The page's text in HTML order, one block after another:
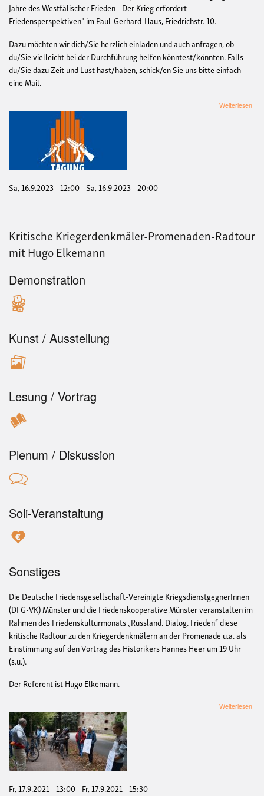
Jahre des Westfälischer Frieden - Der Krieg erfordert
Friedensperspektiven" im Paul-Gerhard-Haus, Friedrichstr. 10.
Dazu möchten wir dich/Sie herzlich einladen und auch anfragen, ob
du/Sie vielleicht bei der Durchführung helfen könntest/könnten. Falls
du/Sie dazu Zeit und Lust hast/haben, schick/en Sie uns bitte einfach
eine Mail.
Weiterlesen
Sa, 16.9.2023 - 12:00-Sa, 16.9.2023 - 20:00
Kritische Kriegerdenkmäler-Promenaden-Radtour
mit Hugo Elkemann
Demonstration
Kunst / Ausstellung
Lesung / Vortrag
Plenum / Diskussion
Soli-Veranstaltung
Sonstiges
Die Deutsche Friedensgesellschaft-Vereinigte KriegsdienstgegnerInnen
(DFG-VK) Münster und die Friedenskooperative Münster veranstalten im
Rahmen des Friedenskulturmonats „Russland. Dialog. Frieden“ diese
kritische Radtour zu den Kriegerdenkmälern an der Promenade u.a. als
Einstimmung auf den Vortrag des Historikers Hannes Heer um 19 Uhr
(s.u.).
Der Referent ist Hugo Elkemann.
Weiterlesen
Fr, 17.9.2021 - 13:00- Fr, 17.9.2021 - 15:30